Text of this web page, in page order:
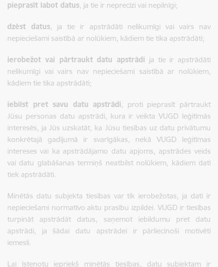
pieprasīt labot datus, ja tie ir neprecīzi vai nepilnīgi;
dzēst datus, ja tie ir apstrādāti nelikumīgi vai vairs nav
nepieciešami saistībā ar nolūkiem, kādiem tie tika apstrādāti;
ierobežot vai pārtraukt datu apstrādi ja tie ir apstrādāti
nelikumīgi vai vairs nav nepieciešami saistībā ar nolūkiem,
kādiem tie tika apstrādāti;
iebilst pret savu datu apstrādi, proti pieprasīt pārtraukt
Jūsu personas datu apstrādi, kura ir veikta VUGD leģitīmās
interesēs, ja Jūs uzskatāt, ka Jūsu tiesības uz datu privātumu
konkrētajā gadījumā ir svarīgākas, nekā VUGD leģitīmas
intereses vai ka apstrādājamo datu apjoms, apstrādes veids
vai datu glabāšanas termiņš neatbilst nolūkiem, kādiem dati
tiek apstrādāti.
Minētās datu subjekta tiesības var tik ierobežotas, ja dati ir
nepieciešami normatīvo aktu prasību izpildei. VUGD ir tiesības
turpināt apstrādāt datus, saņemot iebildumu pret datu
apstrādi, ja šādai datu apstrādei ir pārliecinoši motivēti
iemesli.
Lai īstenotu iepriekš minētās tiesības, datu subjektam ir